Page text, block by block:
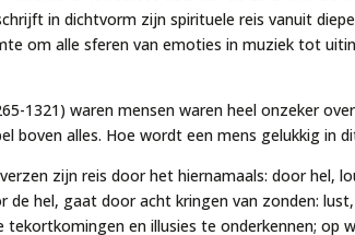
in dichtvorm zijn spirituele reis vanuit
om alle sferen van emoties in muziek tot
1321) waren mensen waren heel onzeker
boven alles. Hoe wordt een mens gelukkig in
zijn reis door het hiernamaals: door hel,
de hel, gaat door acht kringen van zonden:
tekortkomingen en illusies te onderkennen; op